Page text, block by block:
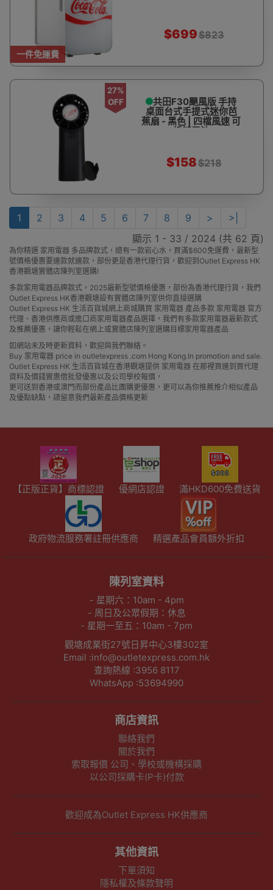
一件免運費
$699$823
27%
OFF
共田F30颶風版 手持
桌面台式手提式迷你芭
蕉扇 - 黑色 | 四檔風速 可
拆卸電池
$158$218
1 2 3 4 5 6 7 8 9 >
>|
顯示 1 - 33 / 2024 (共 62 頁)
為你精選 家用電器 多品牌款式，總有一款岩心水，買滿$600免運費，最新型
號價格優惠要邊款就邊款，部份更是香港代理行貨，歡迎到Outlet Express HK
香港觀塘實體店陳列室選購!
多款家用電器品牌款式，2025最新型號價格優惠，部份為香港代理行貨，我們
Outlet Express HK香港觀塘設有實體店陳列室供你直接選購
Outlet Express HK 生活百貨城網上商城購買 家用電器 產品多款 家用電器 官方
代理、香港供應商或進口商家用電器產品選擇，我們有多款家用電器最新款式
及推薦優惠，讓你輕鬆在網上或實體店陳列室選購目標家用電器產品
如網站未及時更新資料，歡迎與我們聯絡。
Buy 家用電器 price in outletexpress .com Hong Kong.In promotion and sale.
Outlet Express HK 生活百貨城在香港觀塘提供 家用電器 在那裡買邊到買代理
資料及價錢實惠借批發優惠以及公司學校報價，
更可送到香港或澳門而部份產品比團購更優惠，更可以為你推薦推介相似產品
及優點缺點，請留意我們最新產品價格更新
【正版正貨】商標認證 優網店認證 滿HKD600免費送貨
政府物流服務署註冊供應商 精選產品會員額外折扣
陳列室資料
- 星期六：10am - 4pm
- 周日及公眾假期：休息
- 星期一至五：10am - 7pm
觀塘成業街27號日昇中心3樓302室
Email :info@outletexpress.com.hk
查詢熱線 :3956 8117
WhatsApp :53694990
商店資訊
聯絡我們
關於我們
索取報價 公司、學校或機構採購
以公司採購卡(P卡)付款
歡迎成為Outlet Express HK供應商
其他資訊
下單須知
隱私權及條款聲明